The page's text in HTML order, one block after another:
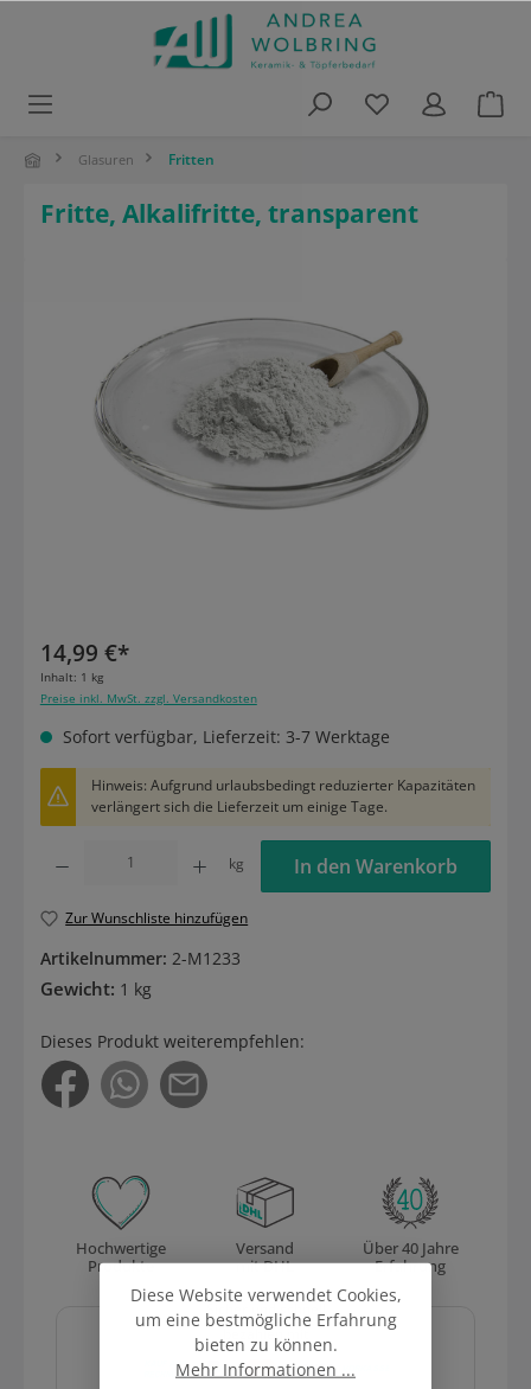
Glasuren Fritten
Fritte, Alkalifritte, transparent
14,99 €*
Inhalt: 1 kg
Preise inkl. MwSt. zzgl. Versandkosten
Sofort verfügbar, Lieferzeit: 3-7 Werktage
Hinweis: Aufgrund urlaubsbedingt reduzierter Kapazitäten
verlängert sich die Lieferzeit um einige Tage.
kg In den Warenkorb
Zur Wunschliste hinzufügen
Artikelnummer: 2-M1233
Gewicht: 1 kg
Dieses Produkt weiterempfehlen:
Hochwertige
Produkte
Versand
mit DHL
Über 40 Jahre
Erfahrung
bezahlen mit
Diese Website verwendet Cookies,
um eine bestmögliche Erfahrung
bieten zu können.
Mehr Informationen ...